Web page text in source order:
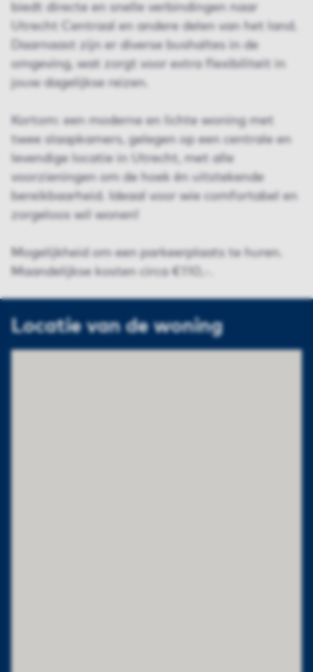
biedt directe en snelle verbindingen naar
Utrecht Centraal en andere delen van het land.
Daarnaast zijn er diverse bushaltes in de
omgeving, wat zorgt voor extra flexibiliteit in
jouw dagelijkse reizen.
Kortom: een moderne en lichte woning met
twee slaapkamers, gelegen op een centrale en
levendige locatie in Utrecht, met alle
voorzieningen om de hoek én uitstekende
bereikbaarheid. Ideaal voor wie comfortabel en
zorgeloos wil wonen!
Mogelijkheid om een parkeerplaats te huren.
Maandelijkse kosten circa €110,-.
Locatie van de woning